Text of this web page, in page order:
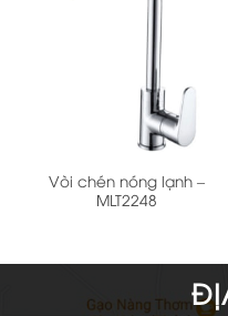
Vòi chén nóng lạnh –
MLT2248